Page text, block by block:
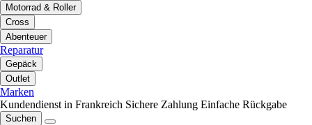
Motorrad & Roller
Cross
Abenteuer
Reparatur
Gepäck
Outlet
Marken
Kundendienst in Frankreich Sichere Zahlung Einfache Rückgabe
Suchen